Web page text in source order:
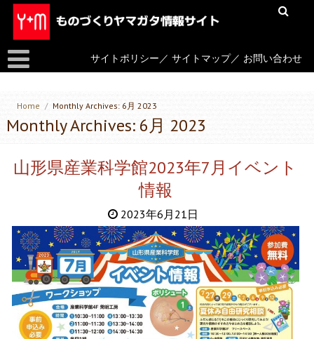
サイトポリシー ／サイトマップ／ お問い合わせ
Home / Monthly Archives: 6月 2023
Monthly Archives: 6月 2023
山形県産業科学館2023年7月イベント
情報
2023年6月21日